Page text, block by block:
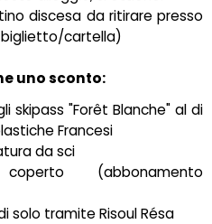
discesa da ritirare presso
biglietto/cartella)
uno sconto:
skipass "Forêt Blanche" al di
Francesi
da sci
(abbonamento
solo tramite Risoul Résa